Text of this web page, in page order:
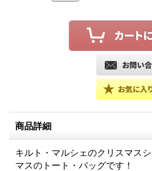
商品詳細
キルト・マルシェのクリスマス
マスのトート・バッグです！